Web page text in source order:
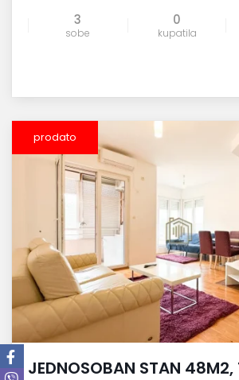
3
sobe
0
kupatila
prodato
JEDNOSOBAN STAN 48M2,